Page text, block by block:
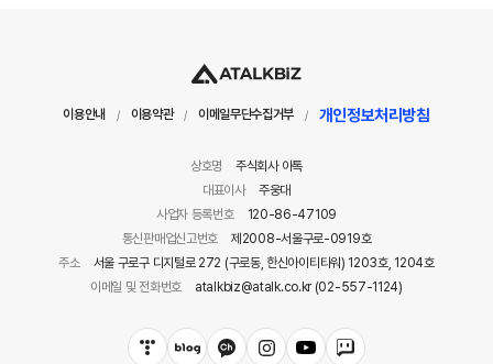
이용안내 / 이용약관 / 이메일무단수집거부 / 개인정보처리방침
상호명
주식회사 아톡
대표이사
주웅대
사업자 등록번호
120-86-47109
통신판매업신고번호
제2008-서울구로-0919호
주소
서울 구로구 디지털로 272 (구로동, 한신아이티타워) 1203호, 1204호
이메일 및 전화번호
atalkbiz@atalk.co.kr (02-557-1124)